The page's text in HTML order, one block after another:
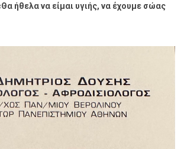
ήθελα να είμαι υγιής, να έχουμε σώας